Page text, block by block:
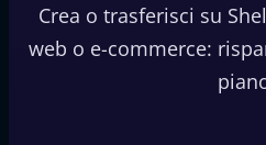
Crea o trasferisci su
web o e-commerce: